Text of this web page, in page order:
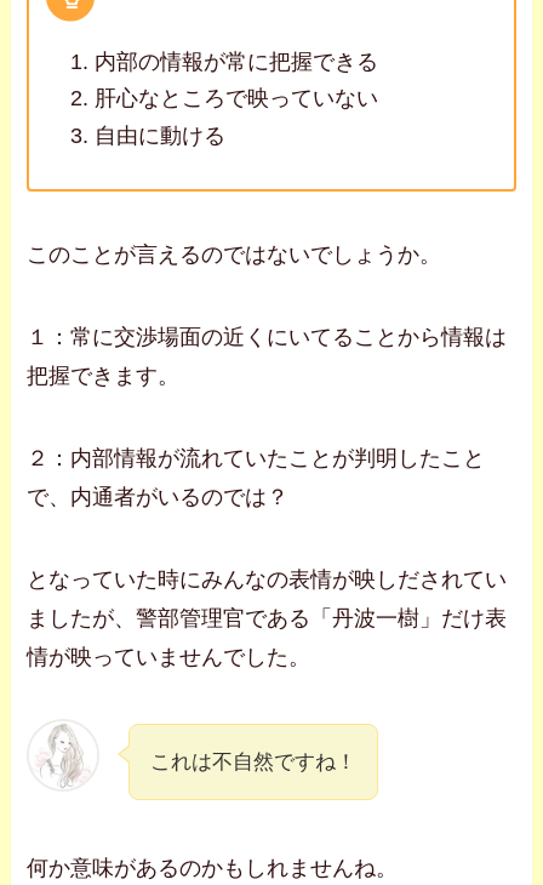
内部の情報が常に把握できる
肝心なところで映っていない
自由に動ける
このことが言えるのではないでしょうか。
１：常に交渉場面の近くにいてることから情報は
把握できます。
２：内部情報が流れていたことが判明したこと
で、内通者がいるのでは？
となっていた時にみんなの表情が映しだされてい
ましたが、警部管理官である「丹波一樹」だけ表
情が映っていませんでした。
これは不自然ですね！
何か意味があるのかもしれませんね。